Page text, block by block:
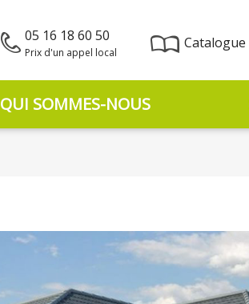
05 16 18 60 50
Prix d'un appel local
Catalogue
QUI SOMMES-NOUS